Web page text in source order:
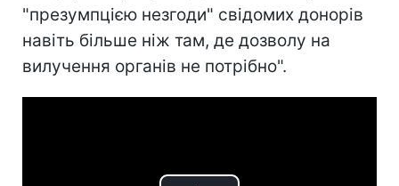
"презумпцією незгоди" свідомих донорів
навіть більше ніж там, де дозволу на
вилучення органів не потрібно".